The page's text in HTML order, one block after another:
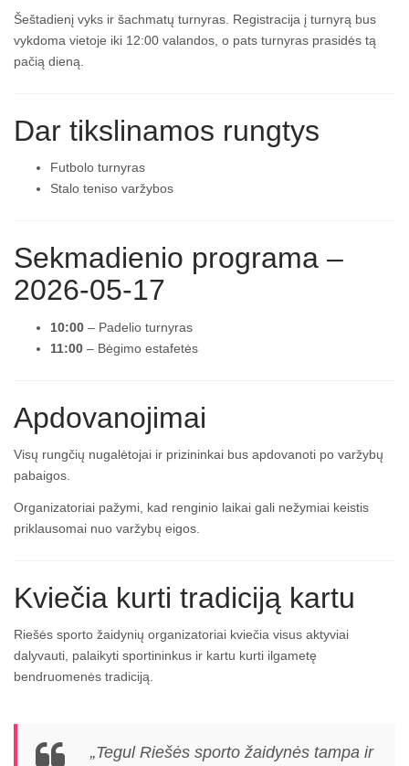
Šeštadienį vyks ir šachmatų turnyras. Registracija į turnyrą bus
vykdoma vietoje iki 12:00 valandos, o pats turnyras prasidės tą
pačią dieną.
Dar tikslinamos rungtys
Futbolo turnyras
Stalo teniso varžybos
Sekmadienio programa –
2026-05-17
10:00 – Padelio turnyras
11:00 – Bėgimo estafetės
Apdovanojimai
Visų rungčių nugalėtojai ir prizininkai bus apdovanoti po varžybų
pabaigos.
Organizatoriai pažymi, kad renginio laikai gali nežymiai keistis
priklausomai nuo varžybų eigos.
Kviečia kurti tradiciją kartu
Riešės sporto žaidynių organizatoriai kviečia visus aktyviai
dalyvauti, palaikyti sportininkus ir kartu kurti ilgametę
bendruomenės tradiciją.
„Tegul Riešės sporto žaidynės tampa ir